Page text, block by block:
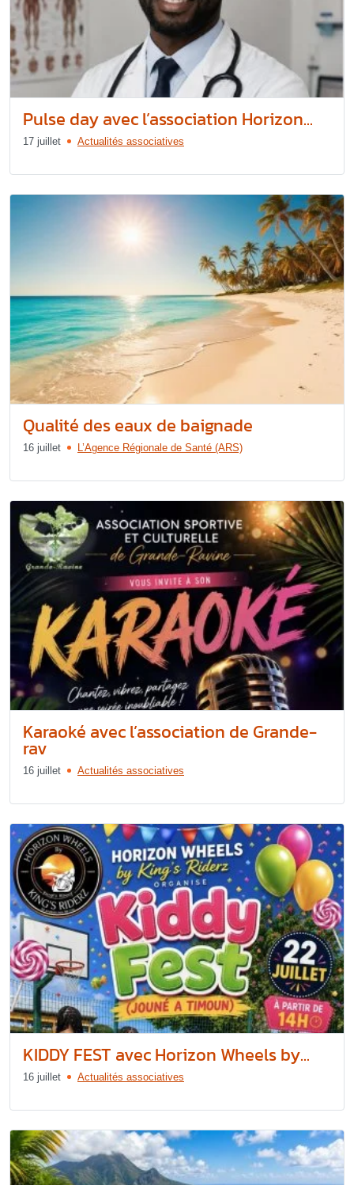
Pulse day avec l’association Horizon...
17 juillet Actualités associatives
Qualité des eaux de baignade
16 juillet L’Agence Régionale de Santé (ARS)
Karaoké avec l’association de Grande-
rav
16 juillet Actualités associatives
KIDDY FEST avec Horizon Wheels by...
16 juillet Actualités associatives